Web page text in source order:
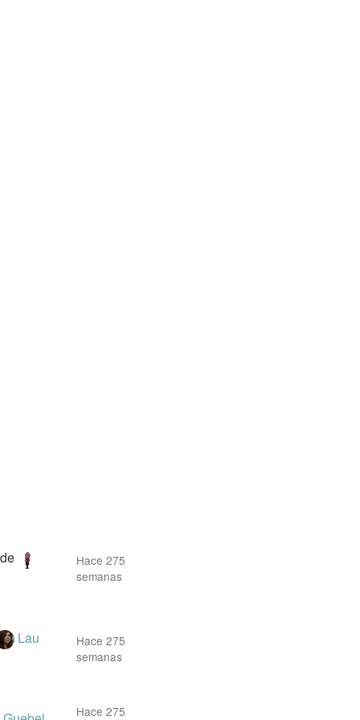
de
Hace 275
semanas
Lau
Hace 275
semanas
Hace 275